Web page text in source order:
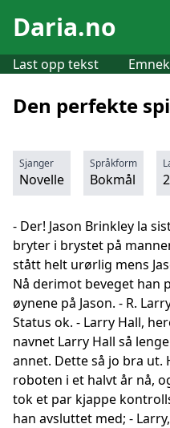
Daria.no
Last opp tekst
Den perfekte
Sjanger
Novelle
Språkform
Bokmål
- Der! Jason Brinkley la
bryter i brystet på
stått helt urørlig mens
Nå derimot beveget han
øynene på Jason. - R.
Status ok. - Larry Hall,
navnet Larry Hall så
annet. Dette så jo bra ut.
roboten i et halvt år nå,
tok et par kjappe
han avsluttet med; -